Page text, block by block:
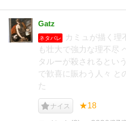
Gatz
ネタバレ
カミュが描く理
も壮大で強力な理不尽
タルーが殺されるとい
で歓喜に賑わう人々 と
た
ナイス ★18